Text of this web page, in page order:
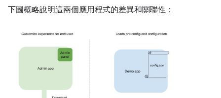
下圖概略說明這兩個應用程式的差異和關聯性：